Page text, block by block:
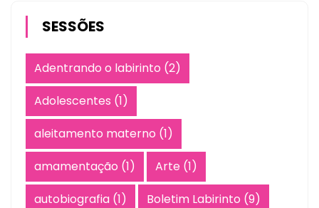
SESSÕES
Adentrando o labirinto (2)
Adolescentes (1)
aleitamento materno (1)
amamentação (1) Arte (1)
autobiografia (1) Boletim Labirinto (9)